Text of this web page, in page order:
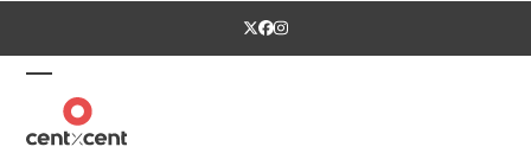
Twitter
Facebook
Instagram
Open
mobile
Close
mobile